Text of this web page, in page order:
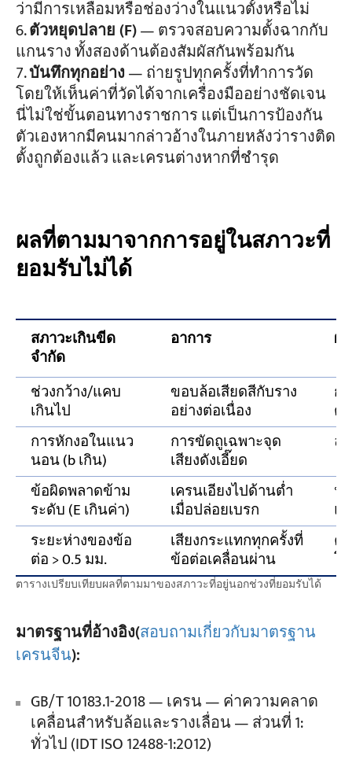
ว่ามีการเหลื่อมหรือช่องว่างในแนวตั้งหรือไม่
ตัวหยุดปลาย (F)— ตรวจสอบความตั้งฉากกับ
แกนราง ทั้งสองด้านต้องสัมผัสกันพร้อมกัน
บันทึกทุกอย่าง— ถ่ายรูปทุกครั้งที่ทำการวัด
โดยให้เห็นค่าที่วัดได้จากเครื่องมืออย่างชัดเจน
นี่ไม่ใช่ขั้นตอนทางราชการ แต่เป็นการป้องกัน
ตัวเองหากมีคนมากล่าวอ้างในภายหลังว่ารางติด
ตั้งถูกต้องแล้ว และเครนต่างหากที่ชำรุด
ผลที่ตามมาจากการอยู่ในสภาวะที่
ยอมรับไม่ได้
สภาวะเกินขีด
จำกัด
อาการ ผ
ช่วงกว้าง/แคบ
เกินไป
ขอบล้อเสียดสีกับราง
อย่างต่อเนื่อง
ก
ต้
การหักงอในแนว
นอน (b เกิน)
การขัดถูเฉพาะจุด
เสียงดังเอี๊ยด
ล้
ข้อผิดพลาดข้าม
ระดับ (E เกินค่า)
เครนเอียงไปด้านต่ำ
เมื่อปล่อยเบรก
น้
แ
ระยะห่างของข้อ
ต่อ > 0.5 มม.
เสียงกระแทกทุกครั้งที่
ข้อต่อเคลื่อนผ่าน
ค
โ
ตารางเปรียบเทียบผลที่ตามมาของสภาวะที่อยู่นอกช่วงที่ยอมรับได้
มาตรฐานที่อ้างอิง(สอบถามเกี่ยวกับมาตรฐาน
เครนจีน):
GB/T 10183.1-2018 — เครน — ค่าความคลาด
เคลื่อนสำหรับล้อและรางเลื่อน — ส่วนที่ 1:
ทั่วไป (IDT ISO 12488-1:2012)